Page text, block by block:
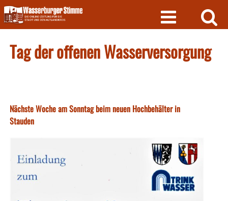
Skip
to
content
Tag der offenen Wasserversorgung
Nächste Woche am Sonntag beim neuen Hochbehälter in
Stauden